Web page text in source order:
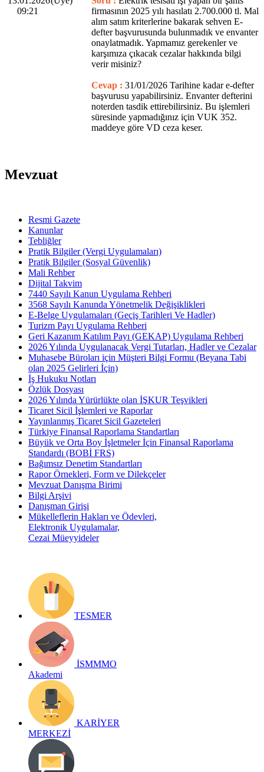
09:21
firmasının 2025 yılı hasılatı 2.700.000 tl. Mal
alım satım kriterlerine bakarak sehven E-
defter başvurusunda bulunmadık ve envanter
onaylatmadık. Yapmamız gerekenler ve
karşımıza çıkacak cezalar hakkında bilgi
verir misiniz?
Cevap : 31/01/2026 Tarihine kadar e-defter
başvurusu yapabilirsiniz. Envanter defterini
noterden tasdik ettirebilirsiniz. Bu işlemleri
süresinde yapmadığınız için VUK 352.
maddeye göre VD ceza keser.
Mevzuat
Resmi Gazete
Kanunlar
Tebliğler
Pratik Bilgiler (Vergi Uygulamaları)
Pratik Bilgiler (Sosyal Güvenlik)
Mali Rehber
Dijital Takvim
7440 Sayılı Kanun Uygulama Rehberi
3568 Sayılı Kanunda Yönetmelik Değişiklikleri
E-Belge Uygulamaları (Geçiş Tarihleri Ve Hadler)
Turizm Payı Uygulama Rehberi
Geri Kazanım Katılım Payı (GEKAP) Uygulama Rehberi
2026 Yılında Uygulanacak Vergi Tutarları, Hadler ve Cezalar
Muhasebe Büroları için Müşteri Bilgi Formu (Beyana Tabi
olan 2025 Gelirleri İçin)
İş Hukuku Notları
Özlük Dosyası
2026 Yılında Yürürlükte olan İŞKUR Teşvikleri
Ticaret Sicil İşlemleri ve Raporlar
Yayınlanmış Ticaret Sicil Gazeteleri
Türkiye Finansal Raporlama Standartları
Büyük ve Orta Boy İşletmeler İçin Finansal Raporlama
Standardı (BOBİ FRS)
Bağımsız Denetim Standartları
Rapor Örnekleri, Form ve Dilekçeler
Mevzuat Danışma Birimi
Bilgi Arşivi
Danışman Girişi
Mükelleflerin Hakları ve Ödevleri,
Elektronik Uygulamalar,
Cezai Müeyyideler
TESMER
İSMMMO
Akademi
KARİYER
MERKEZİ